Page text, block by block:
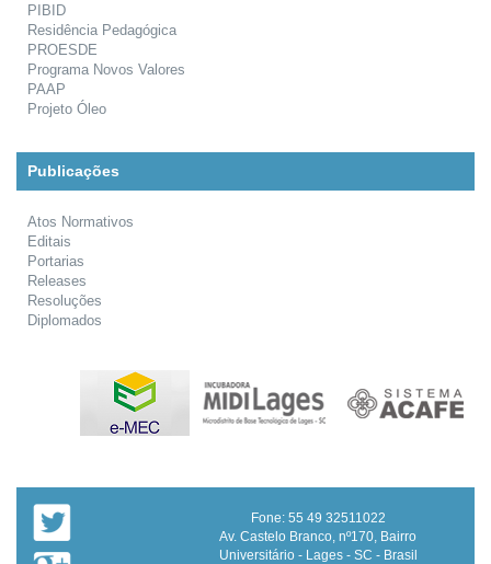
PIBID
Residência Pedagógica
PROESDE
Programa Novos Valores
PAAP
Projeto Óleo
Publicações
Atos Normativos
Editais
Portarias
Releases
Resoluções
Diplomados
Fone: 55 49 32511022
Av. Castelo Branco, nº170, Bairro
Universitário - Lages - SC - Brasil